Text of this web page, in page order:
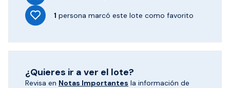
1 persona marcó este lote como favorito
¿Quieres ir a ver el lote?
Revisa en Notas Importantes la información de